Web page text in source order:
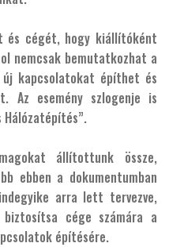
és cégét, hogy kiállítóként
nemcsak bemutatkozhat a
kapcsolatokat építhet és
Az esemény szlogenje is
állítottunk össze,
ebben a dokumentumban
arra lett tervezve,
cége számára a
építésére.